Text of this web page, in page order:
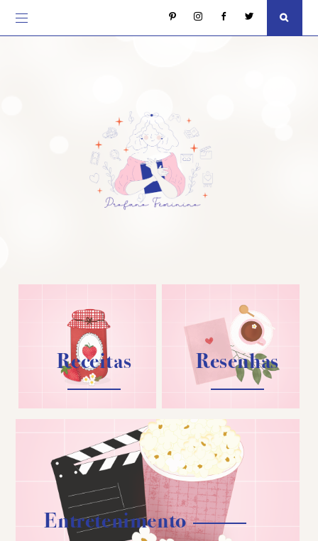
Receitas Resenhas
Entretenimento